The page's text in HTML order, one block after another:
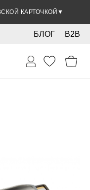
КАРТОЧКОЙ ▼
B2B
БЛОГ